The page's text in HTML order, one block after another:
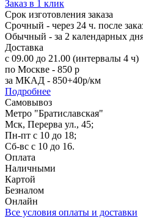
Заказ в 1 клик
Срок изготовления заказа
Срочный - через 24 ч. после
Обычный - за 2 календарных
Доставка
с 09.00 до 21.00 (интервалы 4 ч)
по Москве - 850 р
за МКАД - 850+40р/км
Подробнее
Самовывоз
Метро "Братиславская"
Мск, Перерва ул., 45;
Пн-пт с 10 до 18;
Сб-вс с 10 до 16.
Оплата
Наличными
Картой
Безналом
Онлайн
Все условия оплаты и доставки